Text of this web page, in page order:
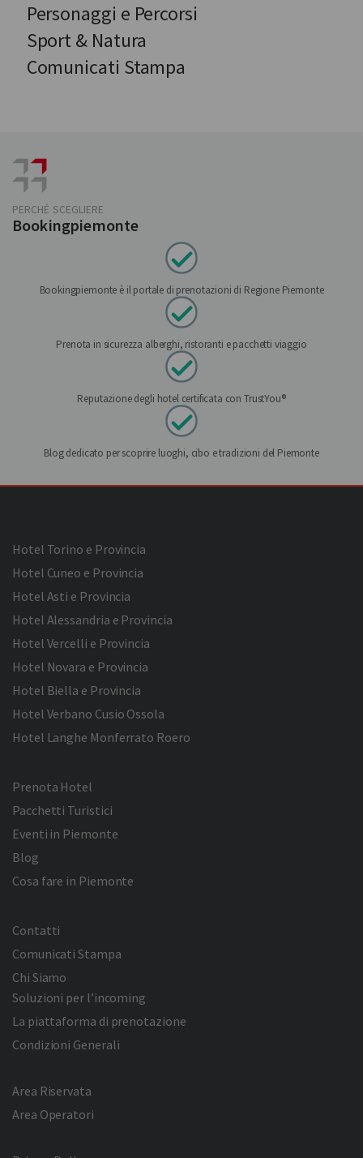
Personaggi e Percorsi
Sport & Natura
Comunicati Stampa
PERCHÉ SCEGLIERE
Bookingpiemonte
Bookingpiemonte è il portale di prenotazioni di Regione Piemonte
Prenota in sicurezza alberghi, ristoranti e pacchetti viaggio
Reputazione degli hotel certificata con TrustYou®
Blog dedicato per scoprire luoghi, cibo e tradizioni del Piemonte
Hotel Torino e Provincia
Hotel Cuneo e Provincia
Hotel Asti e Provincia
Hotel Alessandria e Provincia
Hotel Vercelli e Provincia
Hotel Novara e Provincia
Hotel Biella e Provincia
Hotel Verbano Cusio Ossola
Hotel Langhe Monferrato Roero
Prenota Hotel
Pacchetti Turistici
Eventi in Piemonte
Blog
Cosa fare in Piemonte
Contatti
Comunicati Stampa
Chi Siamo
Soluzioni per l’incoming
La piattaforma di prenotazione
Condizioni Generali
Area Riservata
Area Operatori